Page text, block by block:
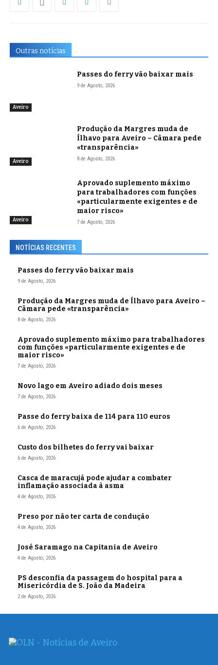
Outras notícias
Aveiro
Passes do ferry vão baixar mais
9 de Agosto, 2026
Aveiro
Produção da Margres muda de
Ílhavo para Aveiro – Câmara pede
«transparência»
8 de Agosto, 2026
Aveiro
Aprovado suplemento máximo
para trabalhadores com funções
«particularmente exigentes e de
maior risco»
7 de Agosto, 2026
NOTÍCIAS RECENTES
Passes do ferry vão baixar mais
9 de Agosto, 2026
Produção da Margres muda de Ílhavo para Aveiro –
Câmara pede «transparência»
8 de Agosto, 2026
Aprovado suplemento máximo para trabalhadores
com funções «particularmente exigentes e de
maior risco»
7 de Agosto, 2026
Novo lago em Aveiro adiado dois meses
7 de Agosto, 2026
Passe do ferry baixa de 114 para 110 euros
6 de Agosto, 2026
Custo dos bilhetes do ferry vai baixar
6 de Agosto, 2026
Casca de maracujá pode ajudar a combater
inflamação associada à asma
4 de Agosto, 2026
Preso por não ter carta de condução
4 de Agosto, 2026
José Saramago na Capitania de Aveiro
4 de Agosto, 2026
PS desconfia da passagem do hospital para a
Misericórdia de S. João da Madeira
2 de Agosto, 2026